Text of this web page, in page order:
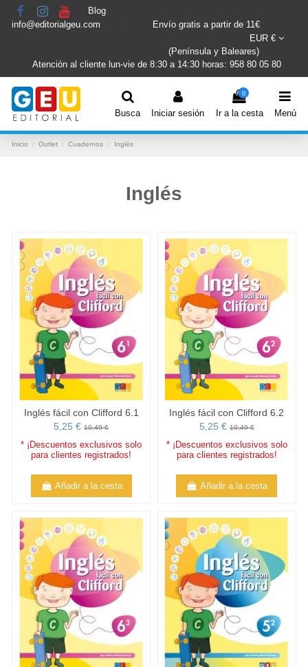
Blog
info@editorialgeu.com
Envío gratis a partir de 11€
EUR €
(Península y Baleares)
Atención al cliente lun-vie de 8:30 a 14:30 horas: 958 80 05 80
Busca Iniciar sesión
0
Ir a la cesta Menú
Inicio Outlet Cuadernos Inglés
Inglés
Inglés fácil con Clifford 6.1
5,25 €10,49 €
* ¡Descuentos exclusivos solo
para clientes registrados!
Añadir a la cesta
Inglés fácil con Clifford 6.2
5,25 €10,49 €
* ¡Descuentos exclusivos solo
para clientes registrados!
Añadir a la cesta